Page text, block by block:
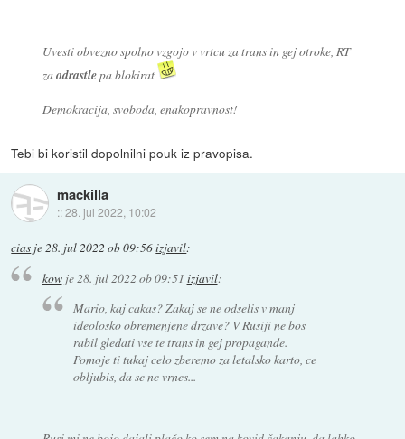
Uvesti obvezno spolno vzgojo v vrtcu za trans in gej otroke, RT
zaodrastlepa blokirat
Demokracija, svoboda, enakopravnost!
Tebi bi koristil dopolnilni pouk iz pravopisa.
mackilla
::28. jul 2022, 10:02
cias je28. jul 2022 ob 09:56izjavil:
kowje28. jul 2022 ob 09:51 izjavil:
Mario, kaj cakas? Zakaj se ne odselis v manj
ideolosko obremenjene drzave? V Rusiji ne bos
rabil gledati vse te trans in gej propagande.
Pomoje ti tukaj celo zberemo za letalsko karto, ce
obljubis, da se ne vrnes...